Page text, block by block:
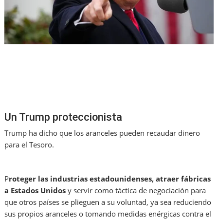
Un Trump proteccionista
Trump ha dicho que los aranceles pueden recaudar dinero
para el Tesoro.
Proteger las industrias estadounidenses, atraer fábricas
a Estados Unidosy servir como táctica de negociación para
que otros países se plieguen a su voluntad, ya sea reduciendo
sus propios aranceles o tomando medidas enérgicas contra el